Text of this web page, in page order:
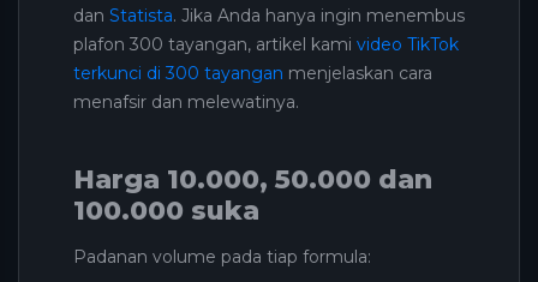
dan Statista. Jika Anda hanya ingin menembus
plafon 300 tayangan, artikel kami video TikTok
terkunci di 300 tayangan menjelaskan cara
menafsir dan melewatinya.
Harga 10.000, 50.000 dan
100.000 suka
Padanan volume pada tiap formula: